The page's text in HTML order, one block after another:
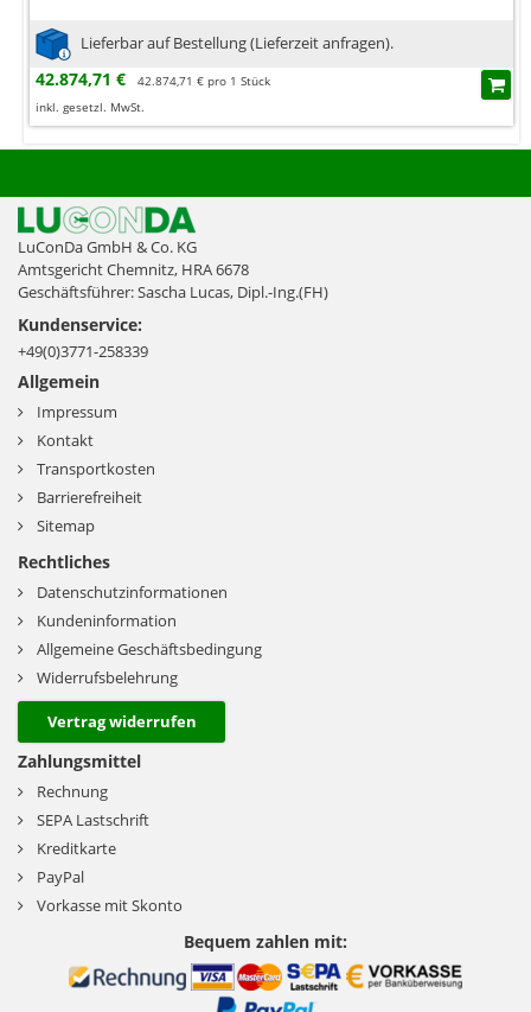
Lieferbar auf Bestellung (Lieferzeit anfragen).
42.874,71 €
42.874,71 € pro 1 Stück
inkl. gesetzl. MwSt.
LuConDa GmbH & Co. KG
Amtsgericht Chemnitz, HRA 6678
Geschäftsführer: Sascha Lucas, Dipl.-Ing.(FH)
Kundenservice:
+49(0)3771-258339
Allgemein
Impressum
Kontakt
Transportkosten
Barrierefreiheit
Sitemap
Rechtliches
Datenschutzinformationen
Kundeninformation
Allgemeine Geschäftsbedingung
Widerrufsbelehrung
Vertrag widerrufen
Zahlungsmittel
Rechnung
SEPA Lastschrift
Kreditkarte
PayPal
Vorkasse mit Skonto
Bequem zahlen mit: